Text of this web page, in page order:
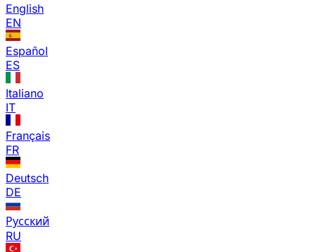
English
EN
Español
ES
Italiano
IT
Français
FR
Deutsch
DE
Русский
RU